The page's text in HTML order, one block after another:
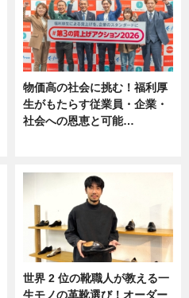
物価高の社会に挑む！福利厚
生がもたらす従業員・企業・
社会への恩恵と可能…
世界 2 位の靴職人が教える一
生モノの革靴選び！オーダー